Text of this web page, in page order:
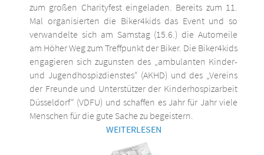
zum großen Charityfest eingeladen. Bereits zum 11.
Mal organisierten die Biker4kids das Event und so
verwandelte sich am Samstag (15.6.) die Automeile
am Höher Weg zum Treffpunkt der Biker. Die Biker4kids
engagieren sich zugunsten des „ambulanten Kinder-
und Jugendhospizdienstes“ (AKHD) und des „Vereins
der Freunde und Unterstützer der Kinderhospizarbeit
Düsseldorf“ (VDFU) und schaffen es Jahr für Jahr viele
Menschen für die gute Sache zu begeistern.
WEITERLESEN